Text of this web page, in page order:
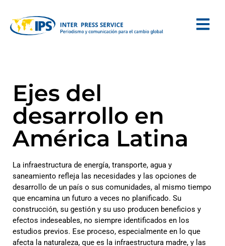
Ejes del
desarrollo en
América Latina
La infraestructura de energía, transporte, agua y
saneamiento refleja las necesidades y las opciones de
desarrollo de un país o sus comunidades, al mismo tiempo
que encamina un futuro a veces no planificado. Su
construcción, su gestión y su uso producen beneficios y
efectos indeseables, no siempre identificados en los
estudios previos. Ese proceso, especialmente en lo que
afecta la naturaleza, que es la infraestructura madre, y las